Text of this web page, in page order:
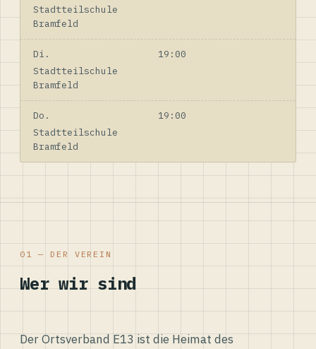
Stadtteilschule
Bramfeld
Di.
19:00
Stadtteilschule
Bramfeld
Do.
19:00
Stadtteilschule
Bramfeld
01 — DER VEREIN
Wer wir sind
Der Ortsverband E13 ist die Heimat des